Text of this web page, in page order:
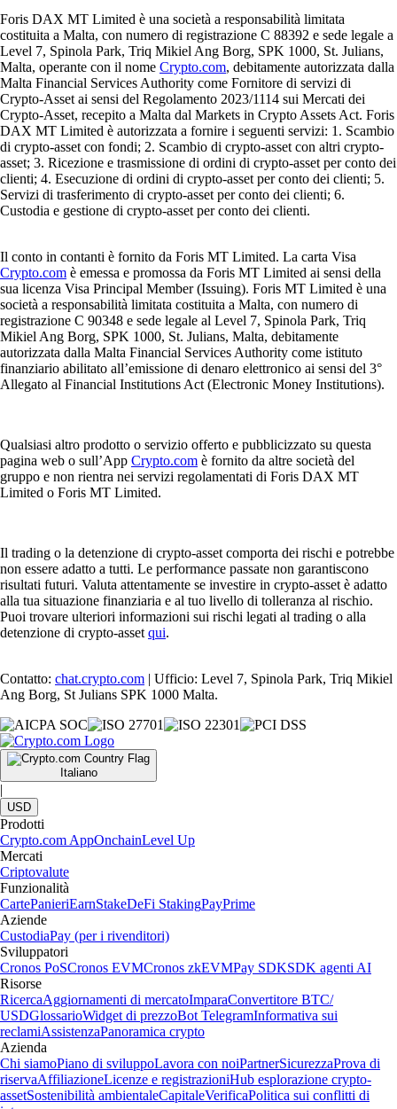
Foris DAX MT Limited è una società a responsabilità limitata
costituita a Malta, con numero di registrazione C 88392 e sede legale a
Level 7, Spinola Park, Triq Mikiel Ang Borg, SPK 1000, St. Julians,
Malta, operante con il nome Crypto.com, debitamente autorizzata dalla
Malta Financial Services Authority come Fornitore di servizi di
Crypto-Asset ai sensi del Regolamento 2023/1114 sui Mercati dei
Crypto-Asset, recepito a Malta dal Markets in Crypto Assets Act. Foris
DAX MT Limited è autorizzata a fornire i seguenti servizi: 1. Scambio
di crypto-asset con fondi; 2. Scambio di crypto-asset con altri crypto-
asset; 3. Ricezione e trasmissione di ordini di crypto-asset per conto dei
clienti; 4. Esecuzione di ordini di crypto-asset per conto dei clienti; 5.
Servizi di trasferimento di crypto-asset per conto dei clienti; 6.
Custodia e gestione di crypto-asset per conto dei clienti.
Il conto in contanti è fornito da Foris MT Limited. La carta Visa
Crypto.com è emessa e promossa da Foris MT Limited ai sensi della
sua licenza Visa Principal Member (Issuing). Foris MT Limited è una
società a responsabilità limitata costituita a Malta, con numero di
registrazione C 90348 e sede legale al Level 7, Spinola Park, Triq
Mikiel Ang Borg, SPK 1000, St. Julians, Malta, debitamente
autorizzata dalla Malta Financial Services Authority come istituto
finanziario abilitato all’emissione di denaro elettronico ai sensi del 3°
Allegato al Financial Institutions Act (Electronic Money Institutions).
Qualsiasi altro prodotto o servizio offerto e pubblicizzato su questa
pagina web o sull’App Crypto.com è fornito da altre società del
gruppo e non rientra nei servizi regolamentati di Foris DAX MT
Limited o Foris MT Limited.
Il trading o la detenzione di crypto-asset comporta dei rischi e potrebbe
non essere adatto a tutti. Le performance passate non garantiscono
risultati futuri. Valuta attentamente se investire in crypto-asset è adatto
alla tua situazione finanziaria e al tuo livello di tolleranza al rischio.
Puoi trovare ulteriori informazioni sui rischi legati al trading o alla
detenzione di crypto-asset qui.
Contatto: chat.crypto.com | Ufficio: Level 7, Spinola Park, Triq Mikiel
Ang Borg, St Julians SPK 1000 Malta.
Italiano
|
USD
Prodotti
Crypto.com AppOnchainLevel Up
Mercati
Criptovalute
Funzionalità
CartePanieriEarnStakeDeFi StakingPayPrime
Aziende
CustodiaPay (per i rivenditori)
Sviluppatori
Cronos PoSCronos EVMCronos zkEVMPay SDKSDK agenti AI
Risorse
RicercaAggiornamenti di mercatoImparaConvertitore BTC/
USDGlossarioWidget di prezzoBot TelegramInformativa sui
reclamiAssistenzaPanoramica crypto
Azienda
Chi siamoPiano di sviluppoLavora con noiPartnerSicurezzaProva di
riservaAffiliazioneLicenze e registrazioniHub esplorazione crypto-
assetSostenibilità ambientaleCapitaleVerificaPolitica sui conflitti di